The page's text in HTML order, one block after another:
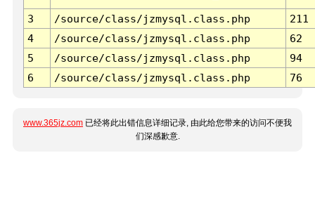
3 /source/class/jzmysql.class.php
211
4
/source/class/jzmysql.class.php
62
5
/source/class/jzmysql.class.php
94
6
/source/class/jzmysql.class.php 76
www.365jz.com 已经将此出错信息详细记录, 由此给您带来的访问不便我
们深感歉意.